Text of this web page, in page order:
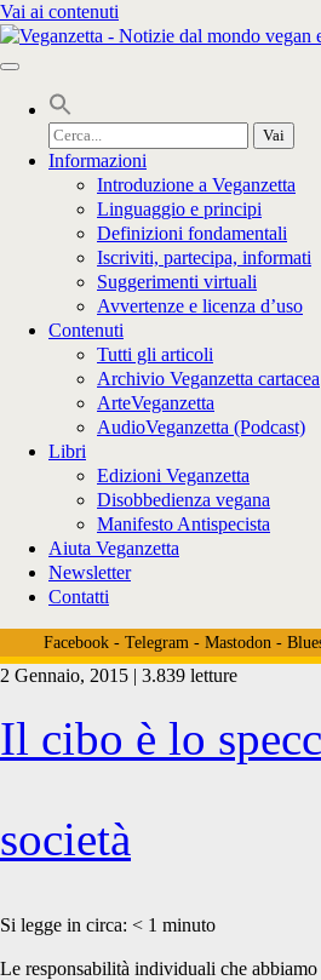
Vai ai contenuti
Cerca
per:
Informazioni
Introduzione a Veganzetta
Linguaggio e principi
Definizioni fondamentali
Iscriviti, partecipa, informati
Suggerimenti virtuali
Avvertenze e licenza d’uso
Contenuti
Tutti gli articoli
Archivio Veganzetta cartacea
ArteVeganzetta
AudioVeganzetta (Podcast)
Libri
Edizioni Veganzetta
Disobbedienza vegana
Manifesto Antispecista
Aiuta Veganzetta
Newsletter
Contatti
Facebook- Telegram- Mastodon-
Tag:
2 Gennaio, 2015 | 3.839 letture
Il cibo è lo
società
Si legge in circa: < 1 minuto
Le responsabilità individuali che